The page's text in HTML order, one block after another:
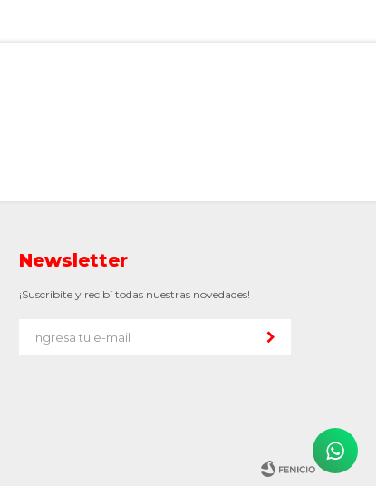
Newsletter
¡Suscribite y recibí todas nuestras novedades!